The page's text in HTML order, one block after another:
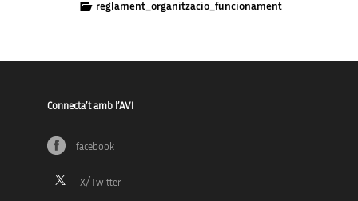
reglament_organitzacio_funcionament
Connecta’t amb l’AVI
facebook